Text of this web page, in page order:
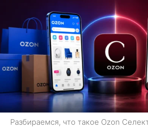
Разбираемся, что такое Ozon